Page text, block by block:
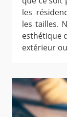
les
les tailles.
esthétique
extérieur